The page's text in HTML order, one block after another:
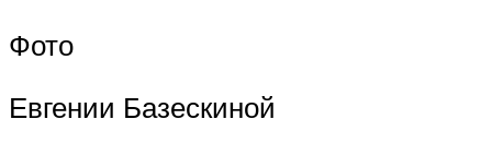
Фото
Евгении Базескиной